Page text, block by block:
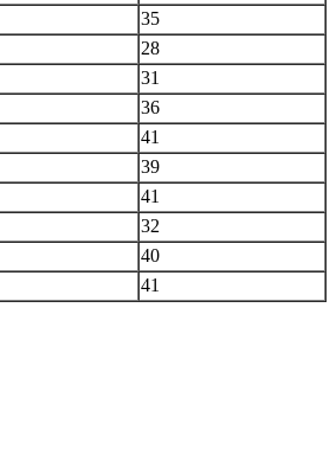
35
28
31
36
41
39
41
32
40
41